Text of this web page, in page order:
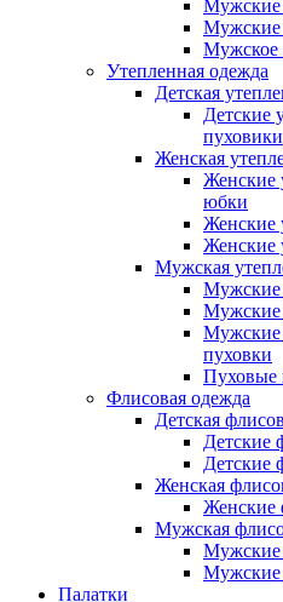
Мужские
Мужские
Мужское
Утепленная одежда
Детская
Детские
пуховики
Женская
Женские
юбки
Женские
Женские
Мужская
Мужские
Мужские
Мужские
пуховки
Пуховые
Флисовая одежда
Детская
Детские
Детские
Женская
Женские
Мужская
Мужские
Мужские
Палатки